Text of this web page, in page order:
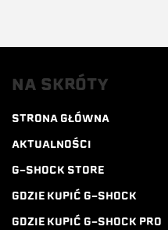
NA SKRÓTY
STRONA GŁÓWNA
AKTUALNOŚCI
G-SHOCK STORE
GDZIE KUPIĆ G-SHOCK
GDZIE KUPIĆ G-SHOCK PRO